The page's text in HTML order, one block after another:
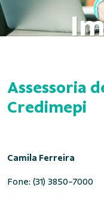
Assessoria
Credimepi
Camila Ferreira
Fone: (31) 3850-7000